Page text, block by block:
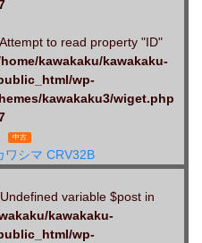
to read property "ID"
kawakaku/kawakaku-
wp-
kawakaku3/wiget.php
中古
ワシマ CRV32B
variable $post in
kawakaku-
wp-